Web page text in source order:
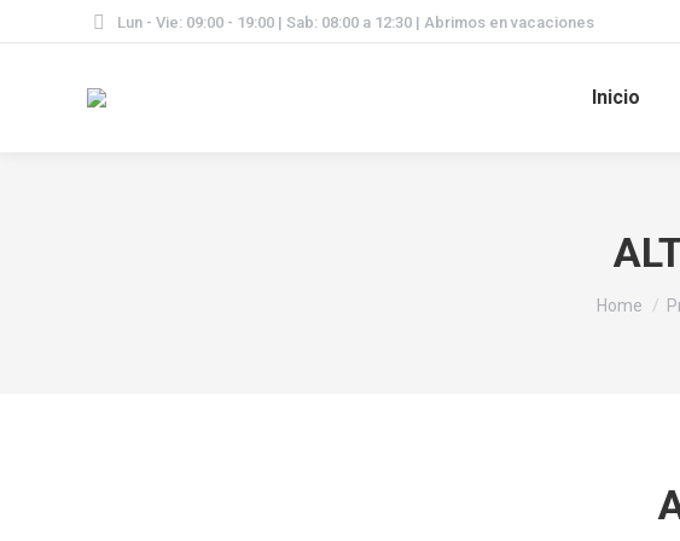
Lun - Vie: 09:00 - 19:00 | Sab: 08:00 a 12:30 | Abrimos en vacaciones
Inicio
You are
Home